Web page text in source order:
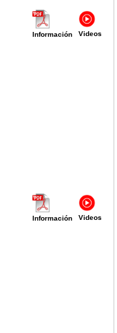
Información Videos
Información Videos